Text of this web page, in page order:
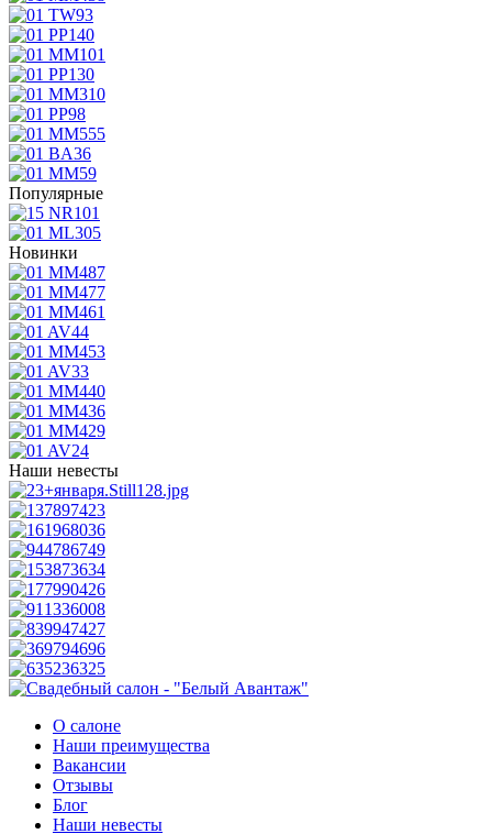
Популярные
Новинки
Наши невесты
О салоне
Наши преимущества
Вакансии
Отзывы
Блог
Наши невесты